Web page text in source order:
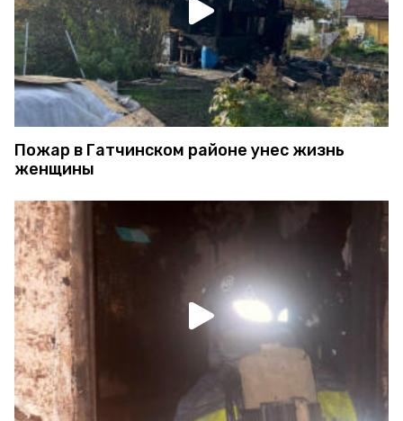
Пожар в Гатчинском районе унес жизнь
женщины